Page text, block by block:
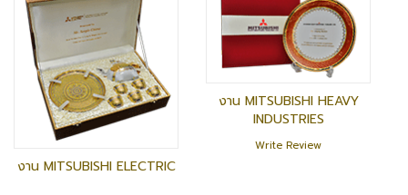
งาน MITSUBISHI ELECTRIC
งาน MITSUBISHI HEAVY
INDUSTRIES
Write Review